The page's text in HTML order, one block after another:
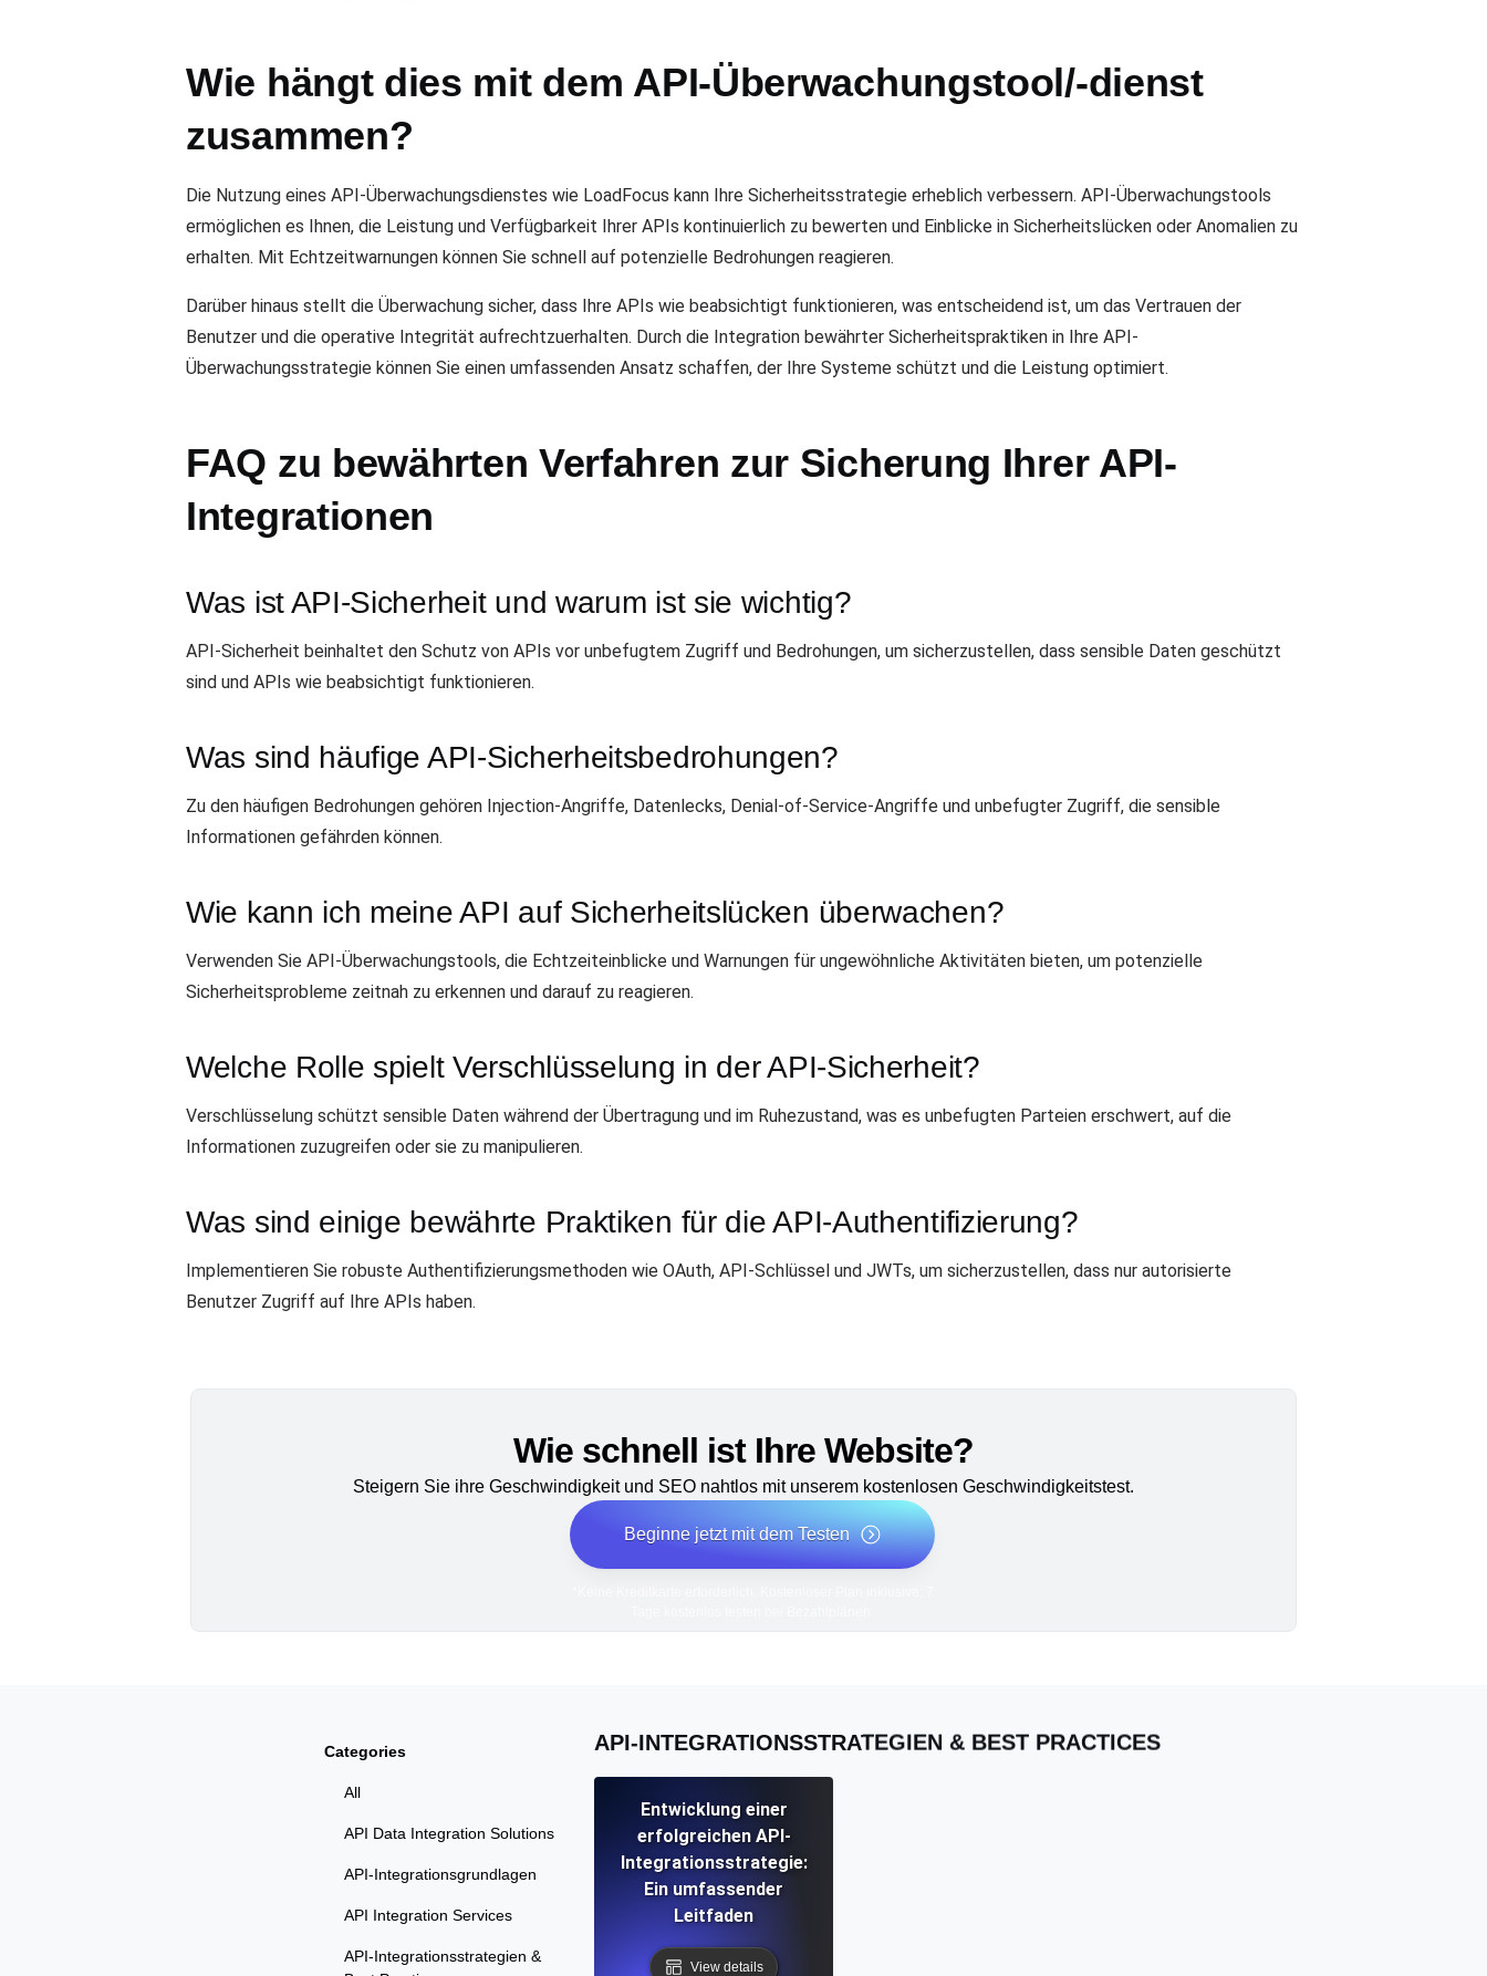
Wie hängt dies mit dem API-Überwachungstool/-dienst
zusammen?
Die Nutzung eines API-Überwachungsdienstes wie LoadFocus kann Ihre Sicherheitsstrategie erheblich verbessern. API-Überwachungstools
ermöglichen es Ihnen, die Leistung und Verfügbarkeit Ihrer APIs kontinuierlich zu bewerten und Einblicke in Sicherheitslücken oder Anomalien zu
erhalten. Mit Echtzeitwarnungen können Sie schnell auf potenzielle Bedrohungen reagieren.
Darüber hinaus stellt die Überwachung sicher, dass Ihre APIs wie beabsichtigt funktionieren, was entscheidend ist, um das Vertrauen der
Benutzer und die operative Integrität aufrechtzuerhalten. Durch die Integration bewährter Sicherheitspraktiken in Ihre API-
Überwachungsstrategie können Sie einen umfassenden Ansatz schaffen, der Ihre Systeme schützt und die Leistung optimiert.
FAQ zu bewährten Verfahren zur Sicherung Ihrer API-
Integrationen
Was ist API-Sicherheit und warum ist sie wichtig?
API-Sicherheit beinhaltet den Schutz von APIs vor unbefugtem Zugriff und Bedrohungen, um sicherzustellen, dass sensible Daten geschützt
sind und APIs wie beabsichtigt funktionieren.
Was sind häufige API-Sicherheitsbedrohungen?
Zu den häufigen Bedrohungen gehören Injection-Angriffe, Datenlecks, Denial-of-Service-Angriffe und unbefugter Zugriff, die sensible
Informationen gefährden können.
Wie kann ich meine API auf Sicherheitslücken überwachen?
Verwenden Sie API-Überwachungstools, die Echtzeiteinblicke und Warnungen für ungewöhnliche Aktivitäten bieten, um potenzielle
Sicherheitsprobleme zeitnah zu erkennen und darauf zu reagieren.
Welche Rolle spielt Verschlüsselung in der API-Sicherheit?
Verschlüsselung schützt sensible Daten während der Übertragung und im Ruhezustand, was es unbefugten Parteien erschwert, auf die
Informationen zuzugreifen oder sie zu manipulieren.
Was sind einige bewährte Praktiken für die API-Authentifizierung?
Implementieren Sie robuste Authentifizierungsmethoden wie OAuth, API-Schlüssel und JWTs, um sicherzustellen, dass nur autorisierte
Benutzer Zugriff auf Ihre APIs haben.
Wie schnell ist Ihre Website?
Steigern Sie ihre Geschwindigkeit und SEO nahtlos mit unserem kostenlosen Geschwindigkeitstest.
Beginne jetzt mit dem Testen
Categories
All
API Data Integration Solutions
API-Integrationsgrundlagen
API Integration Services
API-Integrationsstrategien &
API-INTEGRATIONSSTRATEGIEN & BEST PRACTICES
Entwicklung einer
erfolgreichen API-
Integrationsstrategie:
Ein umfassender
Leitfaden
View details